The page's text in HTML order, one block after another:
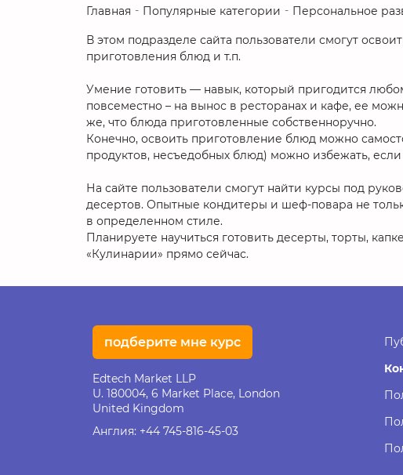
Главная Популярные категории Персональное
В этом подразделе сайта пользователи смогут
приготовления блюд и т.п.
Умение готовить — навык, который пригодится
повсеместно – на вынос в ресторанах и кафе, ее
же, что блюда приготовленные собственноручно.
Конечно, освоить приготовление блюд можно
продуктов, несъедобных блюд) можно избежать,
На сайте пользователи смогут найти курсы под
десертов. Опытные кондитеры и шеф-повара не
в определенном стиле.
Планируете научиться готовить десерты, торты,
«Кулинарии» прямо сейчас.
подберите мне курс
Edtech Market LLP
U. 180004, 6 Market Place, London
United Kingdom
Англия: +44 745-816-45-03